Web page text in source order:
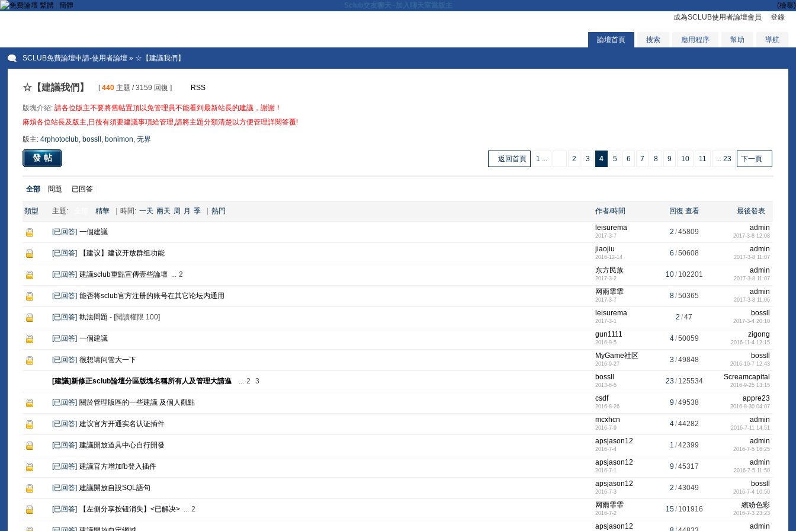
繁體 簡體 Sclub交友聊天~加入聊天室當版主
(檢舉)
成為SCLUB使用者論壇會員
登錄
論壇首頁 搜索 應用程序 幫助 導航
SCLUB免費論壇申請-使用者論壇 » ☆【建議我們】
☆【建議我們】 [440 主題 / 3159 回復 ] RSS
版塊介紹:請各位版主不要將舊帖置頂以免管理員不能看到最新站長的建議，謝謝！
麻煩各位站長及版主,日後有須要建議事項給管理,請將主題分類清楚以方便管理詳閱答覆!
版主:4rphotoclub, bossll , bonimon,无界
1 ... 2 3 4 5 6 7 8 9 10 11 ... 23 下一頁
返回首頁
發帖
全部 問題 已回答
類型 主題: 精華 時間: 一天 兩天 周 月 季 熱門 作者/時間 回復 查看 最後發表
[已回答] 一個建議 leisurema
2017-3-7
2 /45809 admin
2017-3-8 12:08
[已回答] 【建议】建议开放群组功能 jiaojiu
2016-12-14
6 /50608 admin
2017-3-8 11:07
[已回答] 建議sclub重點宣傳壹些論壇 ... 2 东方民族
2017-3-2
10/ 102201 admin
2017-3-8 11:07
[已回答] 能否将sclub官方注册的账号在其它论坛内通用 网雨霏霏
2017-3-7
8/50365 admin
2017-3-8 11:06
[已回答] 執法問題 - [閱讀權限 100] leisurema
2017-3-1
2 /47 bossll
2017-3-4 20:10
[已回答] 一個建議 gun1111
2016-9-5
4/50059 zigong
2016-11-4 12:15
[已回答] 很想请问管大一下 MyGame社区
2016-9-27
3/49848 bossll
2016-10-7 12:43
[建議]新修正sclub論壇分區版塊名稱所有人及管理大請進 ... 2 3 bossll
2013-6-5
23/ 125534 Screamcapital
2016-9-25 13:15
[已回答] 關於管理版區的一些建議 及個人觀點 csdf
2016-8-26
9/49538 appre23
2016-8-30 04:07
[已回答] 建议官方开通实名认证插件 mcxhcn
2016-7-9
4/44282 admin
2016-7-11 14:51
[已回答] 建議開放道具中心自行開發 apsjason12
2016-7-4
1 /42399 admin
2016-7-5 16:25
[已回答] 建議官方增加fb登入插件 apsjason12
2016-7-1
9/45317 admin
2016-7-5 11:50
[已回答] 建議開放自設SQL語句 apsjason12
2016-7-3
2 /43049 bossll
2016-7-4 10:50
[已回答] 【左侧分享按钮消失】<已解决> ... 2 网雨霏霏
2016-7-2
15/ 101916 繽紛色彩
2016-7-3 23:23
apsjason12 admin